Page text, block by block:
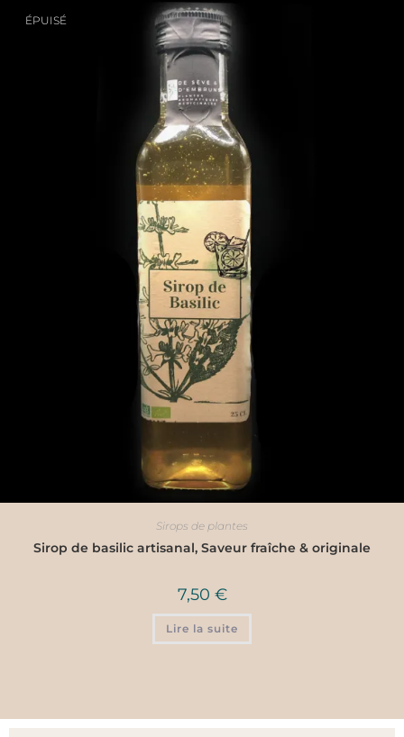
ÉPUISÉ
Sirops de plantes
Sirop de basilic artisanal, Saveur fraîche & originale
7,50 €
Lire la suite